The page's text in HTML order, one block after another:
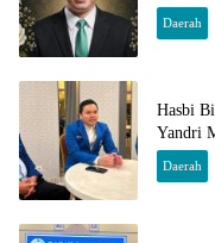
Daerah
Hasbi
Yandri
Daerah